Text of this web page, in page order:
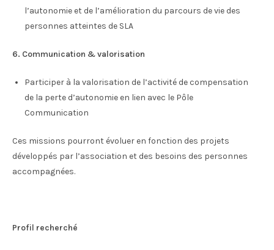
l’autonomie et de l’amélioration du parcours de vie des
personnes atteintes de SLA
6. Communication & valorisation
Participer à la valorisation de l’activité de compensation
de la perte d’autonomie en lien avec le Pôle
Communication
Ces missions pourront évoluer en fonction des projets
développés par l’association et des besoins des personnes
accompagnées.
Profil recherché